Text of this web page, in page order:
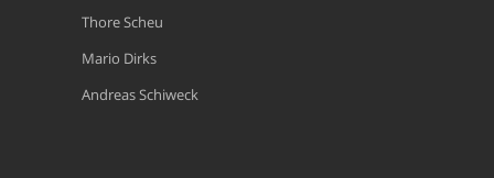
Thore Scheu
Mario Dirks
Andreas Schiweck